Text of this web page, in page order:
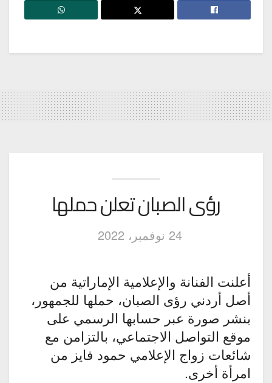
رؤى الصبان تعلن حملها
24 نوفمبر، 2022
أعلنت الفنانة والإعلامية الإماراتية من
أصل أردني رؤى الصبان، حملها للجمهور،
بنشر صورة عبر حسابها الرسمي على
موقع التواصل الاجتماعي، بالتزامن مع
شائعات زواج الإعلامي حمود فايز من
امرأة أخرى.